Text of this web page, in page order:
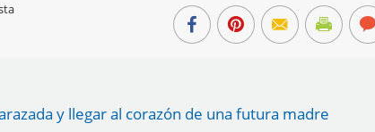
y llegar al corazón de una futura madre